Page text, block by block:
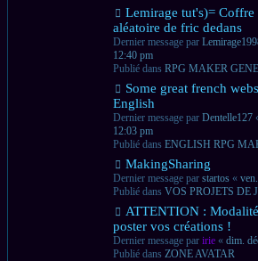
Nouveau
message
Lemirage tut's)= Coffre
aléatoire de fric dedans
Dernier message par
12:40 pm
Publié dans RPG MAKER
Nouveau
message
Some great french
English
Dernier message par Dentelle127
12:03 pm
Publié dans ENGLISH RPG
Nouveau
message
MakingSharing
Dernier message par startos «
Publié dans VOS PROJETS DE
Nouveau
message
ATTENTION :
poster vos créations !
Dernier message par irie « dim.
Publié dans ZONE AVATAR